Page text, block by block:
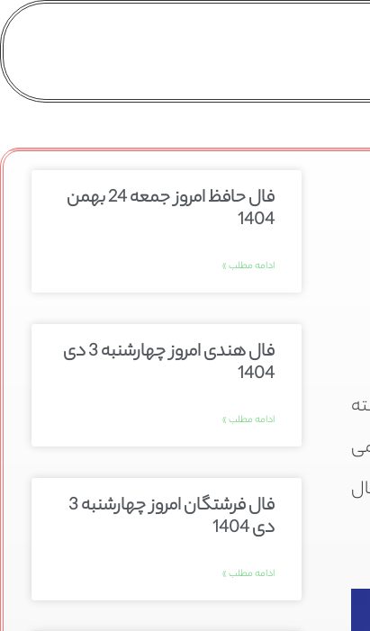
فال حافظ امروز جمعه 24 بهمن
1404
ادامه مطلب »
فال هندی امروز چهارشنبه 3 دی
1404
ادامه مطلب »
فال فرشتگان امروز چهارشنبه 3
دی 1404
ادامه مطلب »